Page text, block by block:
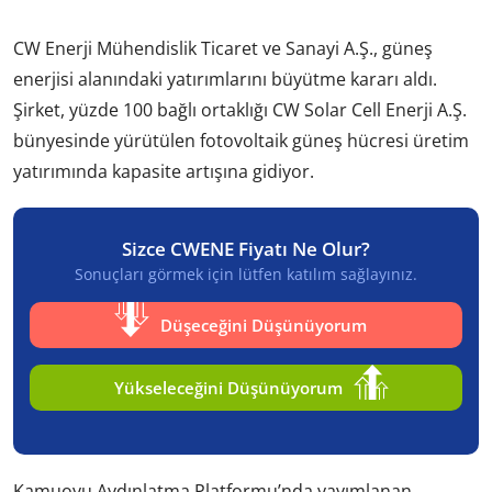
CW Enerji Mühendislik Ticaret ve Sanayi A.Ş., güneş
enerjisi alanındaki yatırımlarını büyütme kararı aldı.
Şirket, yüzde 100 bağlı ortaklığı CW Solar Cell Enerji A.Ş.
bünyesinde yürütülen fotovoltaik güneş hücresi üretim
yatırımında kapasite artışına gidiyor.
Sizce CWENE Fiyatı Ne Olur?
Sonuçları görmek için lütfen katılım sağlayınız.
Düşeceğini Düşünüyorum
Yükseleceğini Düşünüyorum